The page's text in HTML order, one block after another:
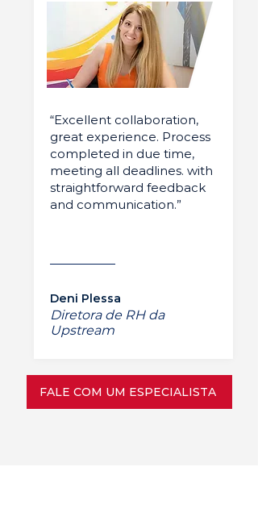
“Excellent collaboration,
great experience. Process
completed in due time,
meeting all deadlines. with
straightforward feedback
and communication.”
Deni Plessa
Diretora de RH da
Upstream
FALE COM UM ESPECIALISTA